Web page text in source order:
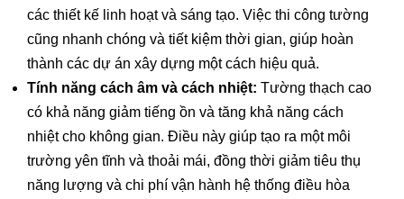
các thiết kế linh hoạt và sáng tạo. Việc thi công tường
cũng nhanh chóng và tiết kiệm thời gian, giúp hoàn
thành các dự án xây dựng một cách hiệu quả.
Tính năng cách âm và cách nhiệt: Tường thạch cao
có khả năng giảm tiếng ồn và tăng khả năng cách
nhiệt cho không gian. Điều này giúp tạo ra một môi
trường yên tĩnh và thoải mái, đồng thời giảm tiêu thụ
năng lượng và chi phí vận hành hệ thống điều hòa